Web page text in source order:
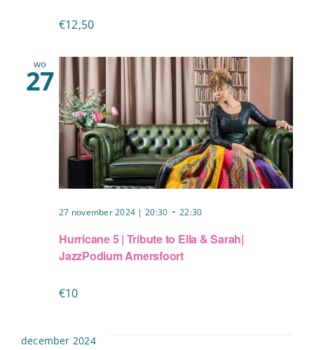
€12,50
wo
27
Hurricane 5 | Tribute to Ella & Sarah|
JazzPodium Amersfoort
27 november 2024 | 20:30 -22:30
€10
december 2024